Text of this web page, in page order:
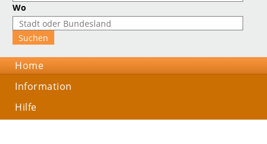
Wo
Home
Information
Hilfe